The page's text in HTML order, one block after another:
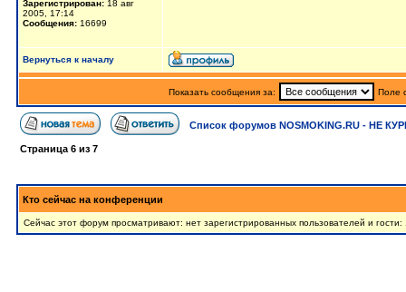
Зарегистрирован: 18 авг
2005, 17:14
Сообщения: 16699
Вернуться к началу
Показать сообщения за: Поле
Список форумов NOSMOKING.RU - НЕ
Страница 6 из 7
Кто сейчас на конференции
Сейчас этот форум просматривают: нет зарегистрированных пользователей и гости: